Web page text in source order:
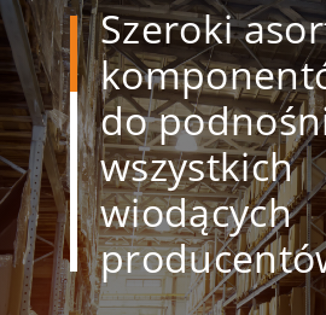
Szeroki
do
wszystkich
wiodących